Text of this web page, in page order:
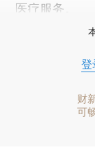
医疗服务。
登
财
可